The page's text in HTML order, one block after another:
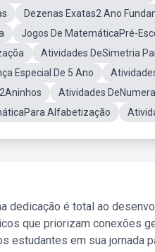
Dezenas Exatas2 Ano
Jogos De MatemáticaPré-
Atividades DeSimetria
Especial De 5 Ano
Atividades
Alfabetização
dedicação é total ao
que priorizam conexões
estudantes em sua jornada